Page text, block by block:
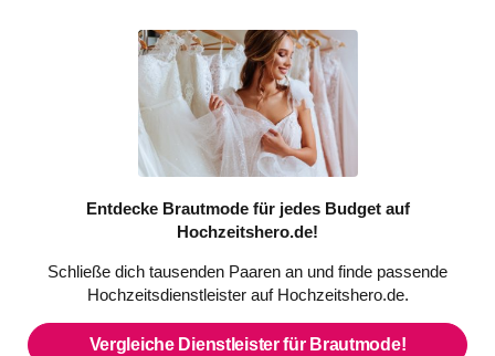
Entdecke Brautmode für jedes Budget auf
Hochzeitshero.de!
Schließe dich tausenden Paaren an und finde passende
Hochzeitsdienstleister auf Hochzeitshero.de.
Vergleiche Dienstleister für Brautmode!